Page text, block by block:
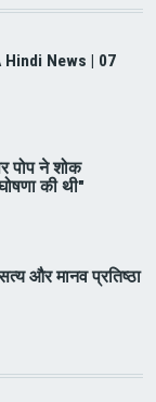
Hindi News | 07
पोप ने शोक
की थी"
और मानव प्रतिष्ठा